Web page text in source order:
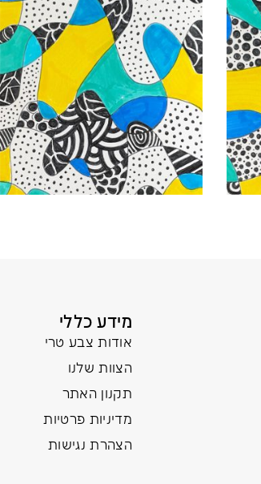
מידע כללי
אודות צבע טרי
הצוות שלנו
תקנון האתר
מדיניות פרטיות
הצהרת נגישות